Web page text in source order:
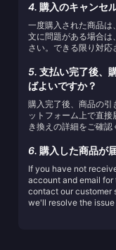
4. 購入のキャンセ
一度購入された商品は
文に問題がある場合は
さい。できる限り対応
5. 支払い完了後、
ばよいですか？
購入完了後、商品の引
ットフォーム上で直
き換えの詳細をご確認
6. 購入した商品が
If you have not
account and email for
contact our customer
we'll resolve the